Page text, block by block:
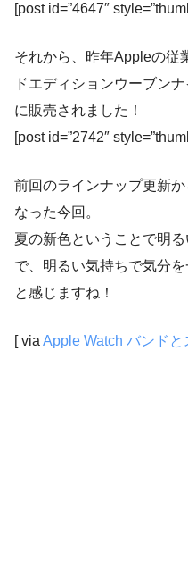
[post id=”4647″
それから、昨年Appleの従
ドエディションウーブン
に販売されました！
[post id=”2742″
前回のラインナップ更新
なった今回。
夏の新色ということで明
で、明るい気持ちで気分
と感じますね！
[ via Apple Watch バンドと